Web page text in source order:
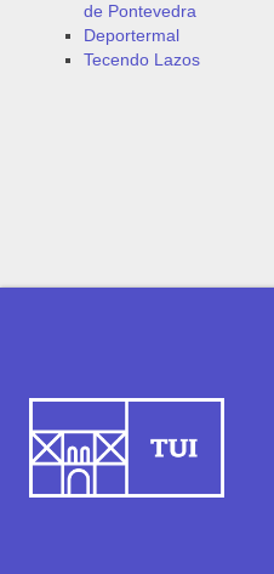
de Pontevedra
Deportermal
Tecendo Lazos